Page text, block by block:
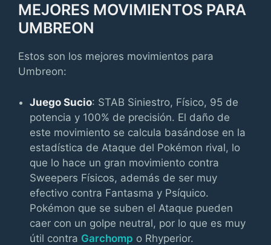
MEJORES MOVIMIENTOS PARA
UMBREON
Estos son los mejores movimientos para
Umbreon:
Juego Sucio: STAB Siniestro, Físico, 95 de
potencia y 100% de precisión. El daño de
este movimiento se calcula basándose en la
estadística de Ataque del Pokémon rival, lo
que lo hace un gran movimiento contra
Sweepers Físicos, además de ser muy
efectivo contra Fantasma y Psíquico.
Pokémon que se suben el Ataque pueden
caer con un golpe neutral, por lo que es muy
útil contra Garchomp o Rhyperior.